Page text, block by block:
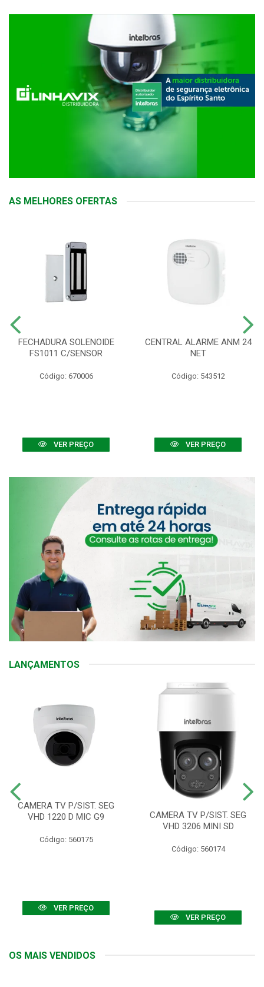
AS MELHORES OFERTAS
FECHADURA SOLENOIDE
FS1011 C/SENSOR
Código: 670006
VER PREÇO
CENTRAL ALARME ANM 24
NET
Código: 543512
VER PREÇO
LANÇAMENTOS
CAMERA TV P/SIST. SEG
VHD 1220 D MIC G9
Código: 560175
VER PREÇO
CAMERA TV P/SIST. SEG
VHD 3206 MINI SD
Código: 560174
VER PREÇO
OS MAIS VENDIDOS